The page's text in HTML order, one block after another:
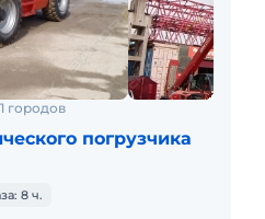
городов
погрузчика
8 ч.